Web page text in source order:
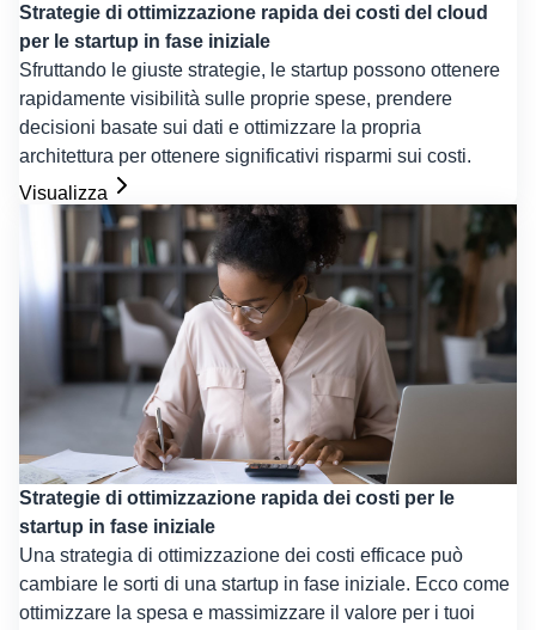
Strategie di ottimizzazione rapida dei costi del cloud
per le startup in fase iniziale
Sfruttando le giuste strategie, le startup possono ottenere
rapidamente visibilità sulle proprie spese, prendere
decisioni basate sui dati e ottimizzare la propria
architettura per ottenere significativi risparmi sui costi.
Visualizza
Strategie di ottimizzazione rapida dei costi per le
startup in fase iniziale
Una strategia di ottimizzazione dei costi efficace può
cambiare le sorti di una startup in fase iniziale. Ecco come
ottimizzare la spesa e massimizzare il valore per i tuoi